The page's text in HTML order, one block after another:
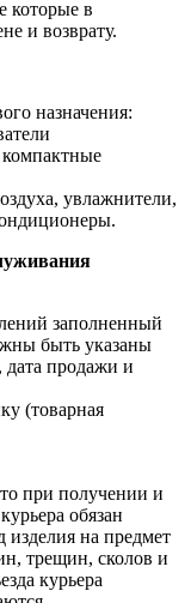
которые в
и возврату.
назначения:
увлажнители,
заполненный
быть указаны
продажи и
(товарная
при получении и
обязан
на предмет
трещин, сколов и
курьера